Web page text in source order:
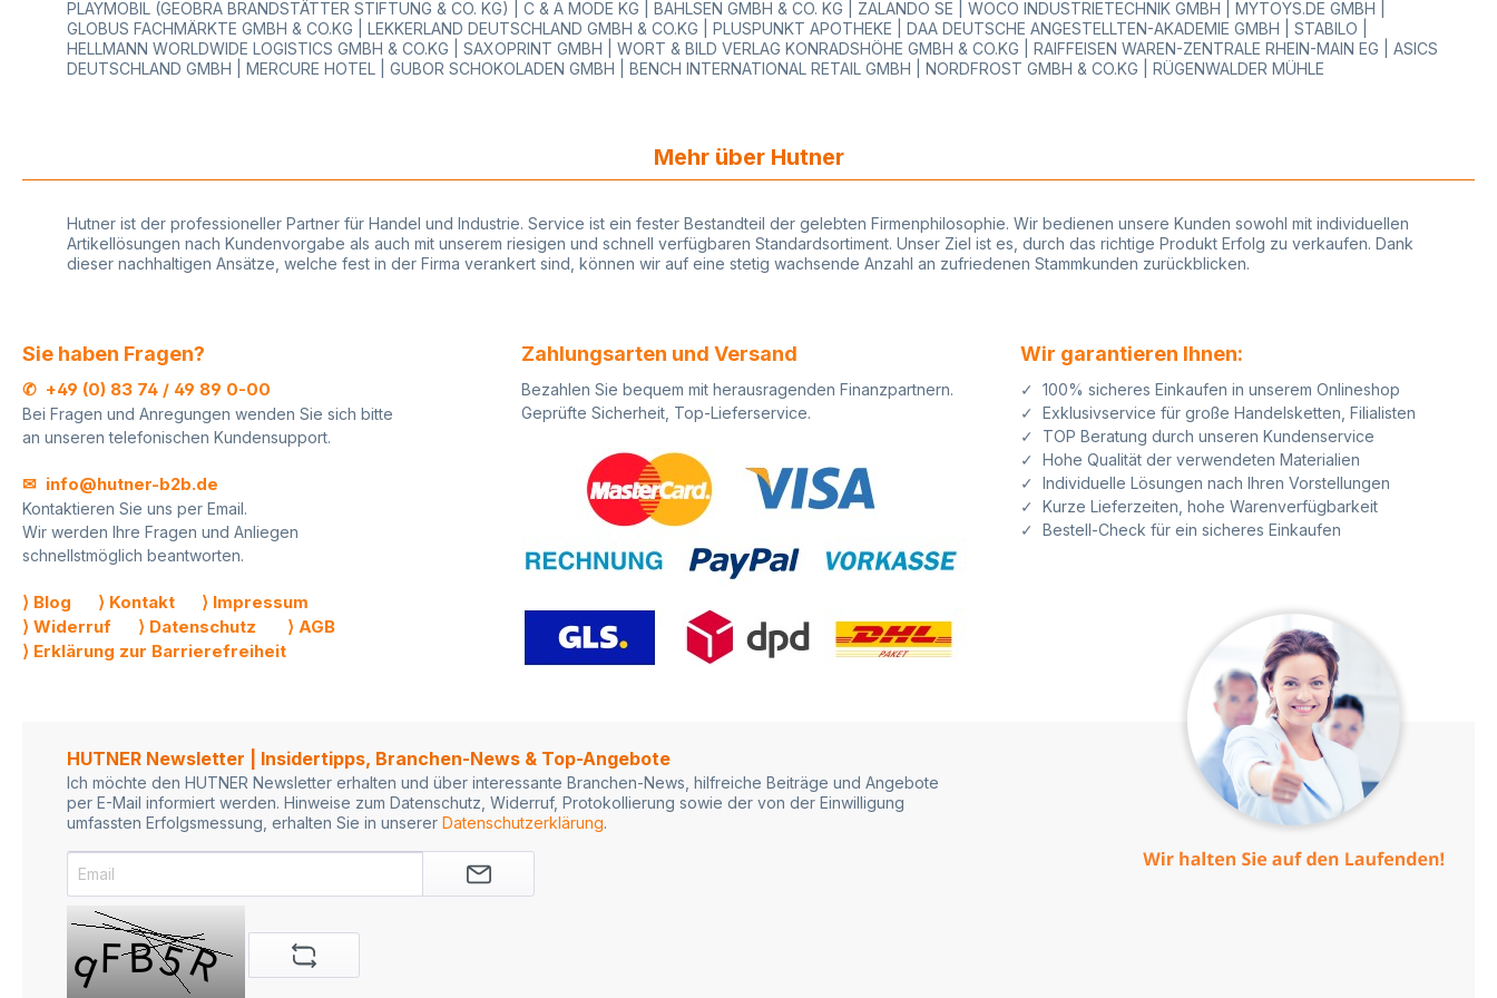
PLAYMOBIL (GEOBRA BRANDSTÄTTER STIFTUNG & CO. KG) | C & A MODE KG | BAHLSEN GMBH & CO. KG | ZALANDO SE | WOCO INDUSTRIETECHNIK GMBH | MYTOYS.DE GMBH |
GLOBUS FACHMÄRKTE GMBH & CO.KG | LEKKERLAND DEUTSCHLAND GMBH & CO.KG | PLUSPUNKT APOTHEKE | DAA DEUTSCHE ANGESTELLTEN-AKADEMIE GMBH | STABILO |
HELLMANN WORLDWIDE LOGISTICS GMBH & CO.KG | SAXOPRINT GMBH | WORT & BILD VERLAG KONRADSHÖHE GMBH & CO.KG | RAIFFEISEN WAREN-ZENTRALE RHEIN-MAIN EG | ASICS
DEUTSCHLAND GMBH | MERCURE HOTEL | GUBOR SCHOKOLADEN GMBH | BENCH INTERNATIONAL RETAIL GMBH | NORDFROST GMBH & CO.KG | RÜGENWALDER MÜHLE
Mehr über Hutner
Hutner ist der professioneller Partner für Handel und Industrie. Service ist ein fester Bestandteil der gelebten Firmenphilosophie. Wir bedienen unsere Kunden sowohl mit individuellen
Artikellösungen nach Kundenvorgabe als auch mit unserem riesigen und schnell verfügbaren Standardsortiment. Unser Ziel ist es, durch das richtige Produkt Erfolg zu verkaufen. Dank
dieser nachhaltigen Ansätze, welche fest in der Firma verankert sind, können wir auf eine stetig wachsende Anzahl an zufriedenen Stammkunden zurückblicken.
Sie haben Fragen?
✆ +49 (0) 83 74 / 49 89 0-00
Bei Fragen und Anregungen wenden Sie sich bitte
an unseren telefonischen Kundensupport.
✉ info@hutner-b2b.de
Kontaktieren Sie uns per Email.
Wir werden Ihre Fragen und Anliegen
schnellstmöglich beantworten.
⟩ Blog ⟩ Kontakt
⟩ Impressum
⟩ Widerruf
⟩ Datenschutz
⟩ AGB
⟩ Erklärung zur Barrierefreiheit
Zahlungsarten und Versand
Bezahlen Sie bequem mit herausragenden Finanzpartnern.
Geprüfte Sicherheit, Top-Lieferservice.
Wir garantieren Ihnen:
✓ 100% sicheres Einkaufen in unserem Onlineshop
✓ Exklusivservice für große Handelsketten, Filialisten
✓ TOP Beratung durch unseren Kundenservice
✓ Hohe Qualität der verwendeten Materialien
✓ Individuelle Lösungen nach Ihren Vorstellungen
✓ Kurze Lieferzeiten, hohe Warenverfügbarkeit
✓ Bestell-Check für ein sicheres Einkaufen
HUTNER Newsletter | Insidertipps, Branchen-News & Top-Angebote
Ich möchte den HUTNER Newsletter erhalten und über interessante Branchen-News, hilfreiche Beiträge und Angebote
per E-Mail informiert werden. Hinweise zum Datenschutz, Widerruf, Protokollierung sowie der von der Einwilligung
umfassten Erfolgsmessung, erhalten Sie in unserer Datenschutzerklärung.